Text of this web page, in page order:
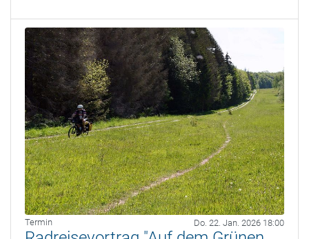
Termin Do. 22. Jan. 2026 18:00